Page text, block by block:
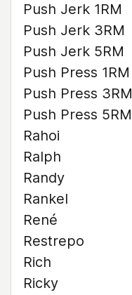
Push Jerk 1RM
Push Jerk 3RM
Push Jerk 5RM
Push Press 1RM
Push Press 3RM
Push Press 5RM
Rahoi
Ralph
Randy
Rankel
René
Restrepo
Rich
Ricky